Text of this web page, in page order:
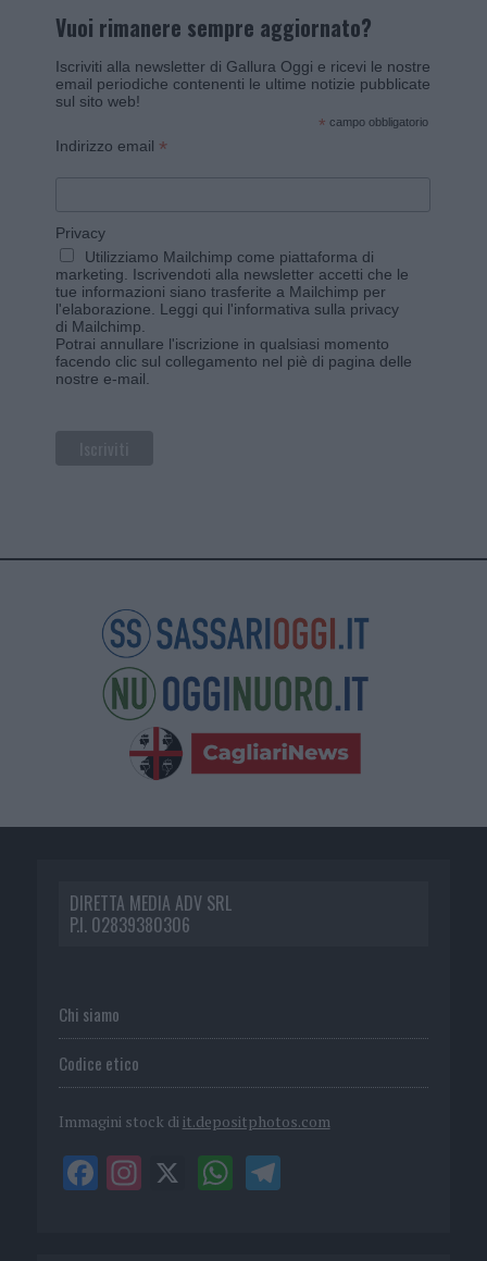
Vuoi rimanere sempre aggiornato?
Iscriviti alla newsletter di Gallura Oggi e ricevi le nostre
email periodiche contenenti le ultime notizie pubblicate
sul sito web!
* campo obbligatorio
Indirizzo email *
Privacy
Utilizziamo Mailchimp come piattaforma di
marketing. Iscrivendoti alla newsletter accetti che le
tue informazioni siano trasferite a Mailchimp per
l'elaborazione. Leggi qui l'informativa sulla privacy
di Mailchimp
Potrai annullare l'iscrizione in qualsiasi momento
facendo clic sul collegamento nel piè di pagina delle
nostre e-mail.
DIRETTA MEDIA ADV SRL
P.I. 02839380306
Chi siamo
Codice etico
Immagini stock di it.depositphotos.com